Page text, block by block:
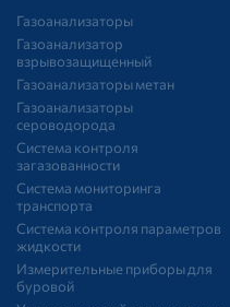
Газоанализаторы
Газоанализатор
взрывозащищенный
Газоанализаторы метан
Газоанализаторы
сероводорода
Система контроля
загазованности
Система мониторинга
транспорта
Система контроля параметров
жидкости
Измерительные приборы для
буровой